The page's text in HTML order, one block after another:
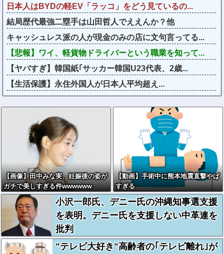
日本人はBYDの軽EV「ラッコ」をどう見ているの...
結局歴代最強二塁手は山田哲人でええんか？他
キャッシュレス派の人が現金のみの店に文句言ってる...
【悲報】ワイ、軽貨物ドライバーという職業を知って...
【ヤバすぎ】韓国紙｢サッカー韓国U23代表、2歳...
【生活保護】永住外国人が日本人平均超え...
【画像】田中みな実、妊娠後の姿が
ガチで美しすぎる件wwwwww
【動画】手術中に熊本地震直撃やば
すぎる
小沢一郎氏、デニー氏の沖縄知事選支援
を表明。デニー氏を支援しない中革連を
批判
"テレビ大好き"高齢者の｢テレビ離れ｣が